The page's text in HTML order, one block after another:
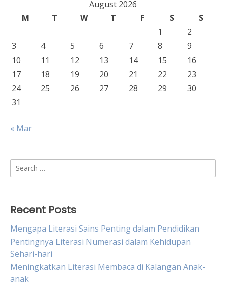
August 2026
M
T W T F S
S
1
2
3
4 5 6 7 8
9
10
11 12 13 14 15
16
17
18 19 20 21 22
23
24
25 26 27 28 29
30
31
« Mar
Search
for:
Recent Posts
Mengapa Literasi Sains Penting dalam Pendidikan
Pentingnya Literasi Numerasi dalam Kehidupan
Sehari-hari
Meningkatkan Literasi Membaca di Kalangan Anak-
anak